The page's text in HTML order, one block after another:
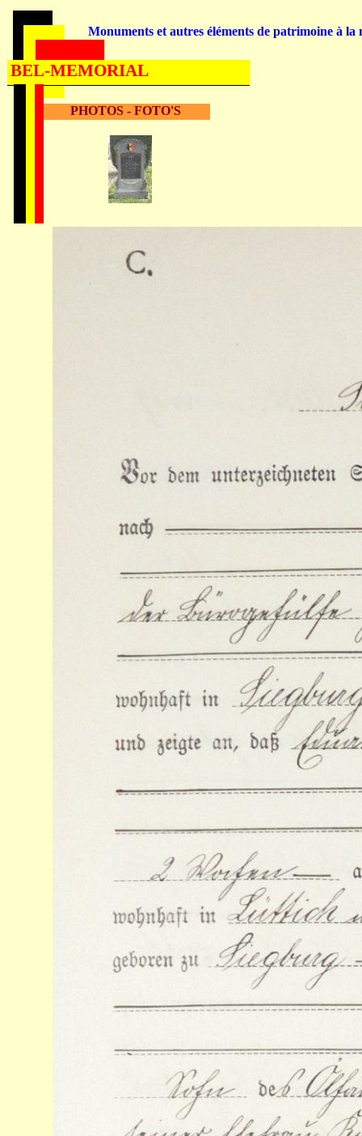
PHOTOS - FOTO'S
Monuments et autres éléments de patrimoine à la
BEL-MEMORIAL